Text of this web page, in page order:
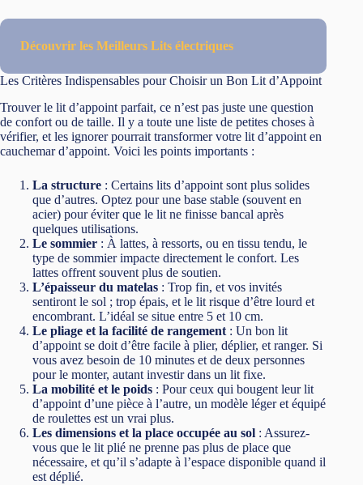
Découvrir les Meilleurs Lits électriques
Les Critères Indispensables pour Choisir un Bon Lit d’Appoint
Trouver le lit d’appoint parfait, ce n’est pas juste une question
de confort ou de taille. Il y a toute une liste de petites choses à
vérifier, et les ignorer pourrait transformer votre lit d’appoint en
cauchemar d’appoint. Voici les points importants :
La structure : Certains lits d’appoint sont plus solides
que d’autres. Optez pour une base stable (souvent en
acier) pour éviter que le lit ne finisse bancal après
quelques utilisations.
Le sommier : À lattes, à ressorts, ou en tissu tendu, le
type de sommier impacte directement le confort. Les
lattes offrent souvent plus de soutien.
L’épaisseur du matelas : Trop fin, et vos invités
sentiront le sol ; trop épais, et le lit risque d’être lourd et
encombrant. L’idéal se situe entre 5 et 10 cm.
Le pliage et la facilité de rangement : Un bon lit
d’appoint se doit d’être facile à plier, déplier, et ranger. Si
vous avez besoin de 10 minutes et de deux personnes
pour le monter, autant investir dans un lit fixe.
La mobilité et le poids : Pour ceux qui bougent leur lit
d’appoint d’une pièce à l’autre, un modèle léger et équipé
de roulettes est un vrai plus.
Les dimensions et la place occupée au sol : Assurez-
vous que le lit plié ne prenne pas plus de place que
nécessaire, et qu’il s’adapte à l’espace disponible quand il
est déplié.